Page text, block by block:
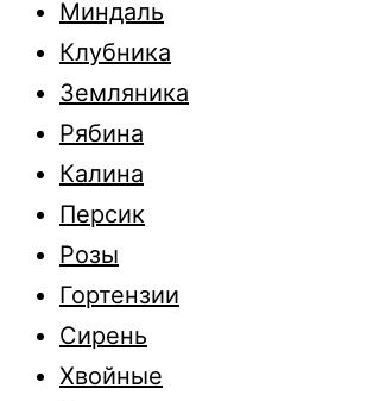
Миндаль
Клубника
Земляника
Рябина
Калина
Персик
Розы
Гортензии
Сирень
Хвойные